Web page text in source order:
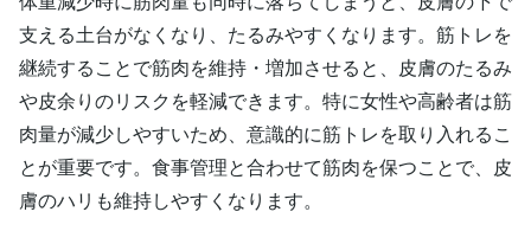
支える土台がなくなり、たるみやすくなります。筋トレを
継続することで筋肉を維持・増加させると、皮膚のたるみ
や皮余りのリスクを軽減できます。特に女性や高齢者は筋
肉量が減少しやすいため、意識的に筋トレを取り入れるこ
とが重要です。食事管理と合わせて筋肉を保つことで、皮
膚のハリも維持しやすくなります。